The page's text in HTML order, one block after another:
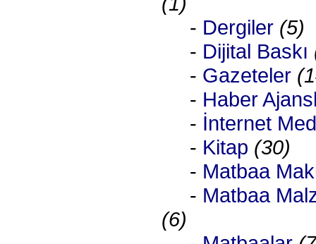
- Dergiler (5)
- Dijital Baskı
- Gazeteler
- Haber
- İnternet
- Kitap (30)
- Matbaa
- Matbaa
(6)